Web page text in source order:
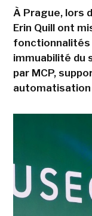
À Prague, lors
Erin Quill ont
fonctionnalités
immuabilité du
par MCP,
automatisation